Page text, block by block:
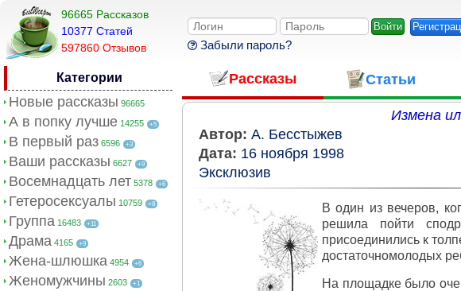
96665 Рассказов
10377 Cтатей
597860 Отзывов
Забыли пароль?
Категории
Новые рассказы 96665
А в попку лучше 14255 +5
В первый раз 6596 +3
Ваши рассказы 6627 +9
Восемнадцать лет 5378 +6
Гетеросексуалы 10759 +8
Группа 16483 +11
Драма 4165 +9
Жена-шлюшка 4954 +6
Женомужчины 2603 +1
Рассказы Статьи
Измена
Автор: А. Бесстыжев
Дата: 16 ноября 1998
Эксклюзив
В один из вечеров,
решила пойти
присоединились к
достаточномолодых
На площадке было